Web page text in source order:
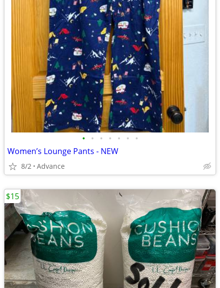
• • • • • • •
Women’s Lounge Pants - NEW
8/2 Advance
$15